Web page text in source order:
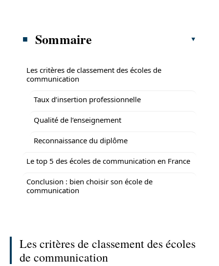
Sommaire
Les critères de classement des écoles de
communication
Taux d’insertion professionnelle
Qualité de l’enseignement
Reconnaissance du diplôme
Le top 5 des écoles de communication en France
Conclusion : bien choisir son école de
communication
Les critères de classement des écoles
de communication